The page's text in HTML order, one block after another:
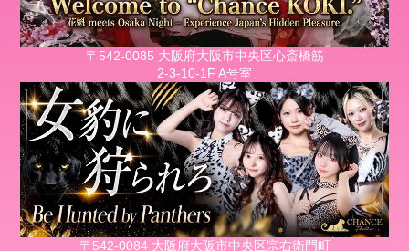
〒542-0085 大阪府大阪市中央区心斎橋筋
2-3-10-1F A号室
〒542-0084 大阪府大阪市中央区宗右衛門町